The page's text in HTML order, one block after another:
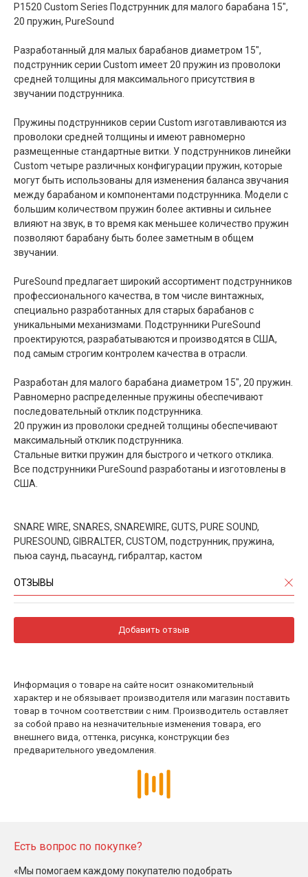
P1520 Custom Series Подструнник для малого барабана 15",
20 пружин, PureSound
Разработанный для малых барабанов диаметром 15",
подструнник серии Custom имеет 20 пружин из проволоки
средней толщины для максимального присутствия в
звучании подструнника.
Пружины подструнников серии Custom изготавливаются из
проволоки средней толщины и имеют равномерно
размещенные стандартные витки. У подструнников линейки
Custom четыре различных конфигурации пружин, которые
могут быть использованы для изменения баланса звучания
между барабаном и компонентами подструнника. Модели с
большим количеством пружин более активны и сильнее
влияют на звук, в то время как меньшее количество пружин
позволяют барабану быть более заметным в общем
звучании.
PureSound предлагает широкий ассортимент подструнников
профессионального качества, в том числе винтажных,
специально разработанных для старых барабанов с
уникальными механизмами. Подструнники PureSound
проектируются, разрабатываются и производятся в США,
под самым строгим контролем качества в отрасли.
Разработан для малого барабана диаметром 15", 20 пружин.
Равномерно распределенные пружины обеспечивают
последовательный отклик подструнника.
20 пружин из проволоки средней толщины обеспечивают
максимальный отклик подструнника.
Стальные витки пружин для быстрого и четкого отклика.
Все подструнники PureSound разработаны и изготовлены в
США.
SNARE WIRE, SNARES, SNAREWIRE, GUTS, PURE SOUND,
PURESOUND, GIBRALTER, CUSTOM, подструнник, пружина,
пьюа саунд, пьасаунд, гибралтар, кастом
ОТЗЫВЫ
Добавить отзыв
Информация о товаре на сайте носит ознакомительный
характер и не обязывает производителя или магазин поставить
товар в точном соответствии с ним. Производитель оставляет
за собой право на незначительные изменения товара, его
внешнего вида, оттенка, рисунка, конструкции без
предварительного уведомления.
Есть вопрос по покупке?
«Мы помогаем каждому покупателю подобрать